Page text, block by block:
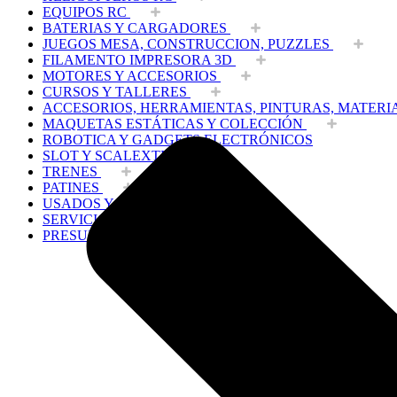
EQUIPOS RC
BATERIAS Y CARGADORES
JUEGOS MESA, CONSTRUCCION, PUZZLES
FILAMENTO IMPRESORA 3D
MOTORES Y ACCESORIOS
CURSOS Y TALLERES
ACCESORIOS, HERRAMIENTAS, PINTURAS,
MAQUETAS ESTÁTICAS Y COLECCIÓN
ROBOTICA Y GADGETS ELECTRÓNICOS
SLOT Y SCALEXTRIC
TRENES
PATINES
USADOS Y LIQUIDACION
SERVICIOS PRESTADOS
PRESUPUESTOS